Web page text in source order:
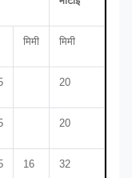
मिमी मिमी
20
20
16 32